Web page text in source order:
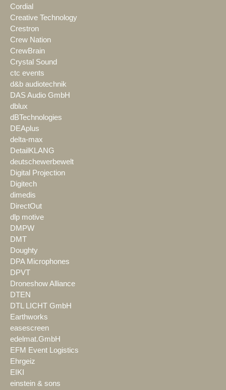
Cordial
Creative Technology
Crestron
Crew Nation
CrewBrain
Crystal Sound
ctc events
d&b audiotechnik
DAS Audio GmbH
dblux
dBTechnologies
DEAplus
delta-max
DetailKLANG
deutschewerbewelt
Digital Projection
Digitech
dimedis
DirectOut
dlp motive
DMPW
DMT
Doughty
DPA Microphones
DPVT
Droneshow Alliance
DTEN
DTL LICHT GmbH
Earthworks
easescreen
edelmat.GmbH
EFM Event Logistics
Ehrgeiz
EIKI
einstein & sons